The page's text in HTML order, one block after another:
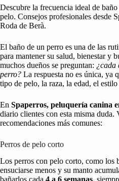
Descubre la frecuencia ideal de
pelo. Consejos profesionales desde
Roda de Berà.
El baño de un perro es una de las
para mantener su salud, bienestar y
muchos dueños se preguntan: ¿cada
perro? La respuesta no es única, ya
tipo de pelo, la raza, la edad, el
En Spaperros, peluquería canina
diario clientes con esta misma duda.
recomendaciones más comunes:
Perros de pelo corto
Los perros con pelo corto, como los
ensuciarse menos y su manto
bañarlos cada 4 a 6 semanas,